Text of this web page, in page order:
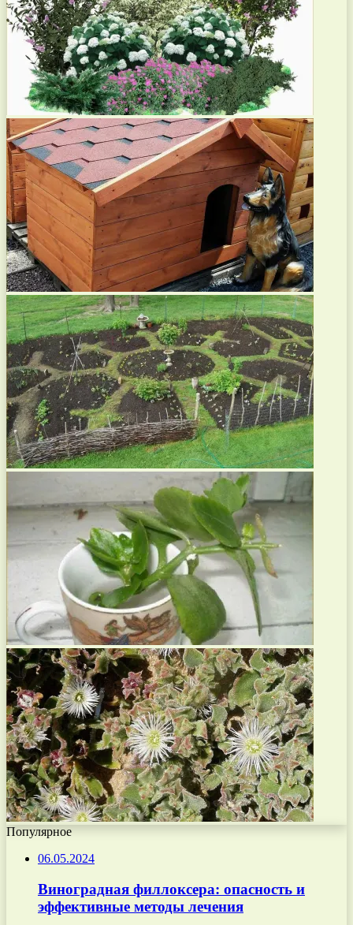
Популярное
06.05.2024
Виноградная филлоксера: опасность и
эффективные методы лечения